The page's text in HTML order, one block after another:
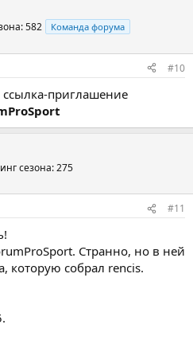
582 Команда форума
#10
приглашение
сезона: 275
#11
Странно, но в ней
которую собрал rencis.